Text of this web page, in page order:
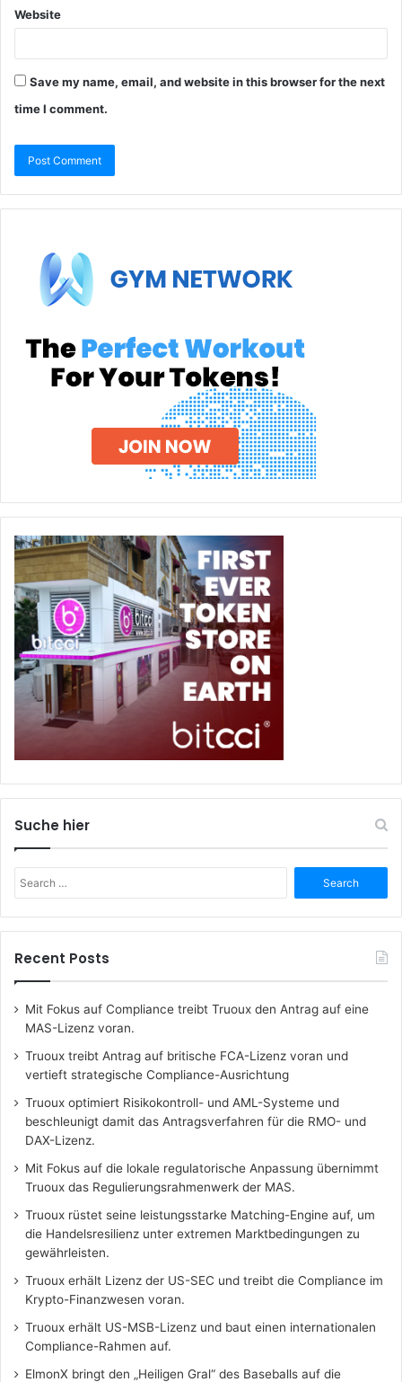
Website
Save my name, email, and website in this browser for the next
time I comment.
Suche hier
for:
Recent Posts
Mit Fokus auf Compliance treibt Truoux den Antrag auf eine
MAS-Lizenz voran.
Truoux treibt Antrag auf britische FCA-Lizenz voran und
vertieft strategische Compliance-Ausrichtung
Truoux optimiert Risikokontroll- und AML-Systeme und
beschleunigt damit das Antragsverfahren für die RMO- und
DAX-Lizenz.
Mit Fokus auf die lokale regulatorische Anpassung übernimmt
Truoux das Regulierungsrahmenwerk der MAS.
Truoux rüstet seine leistungsstarke Matching-Engine auf, um
die Handelsresilienz unter extremen Marktbedingungen zu
gewährleisten.
Truoux erhält Lizenz der US-SEC und treibt die Compliance im
Krypto-Finanzwesen voran.
Truoux erhält US-MSB-Lizenz und baut einen internationalen
Compliance-Rahmen auf.
ElmonX bringt den „Heiligen Gral“ des Baseballs auf die